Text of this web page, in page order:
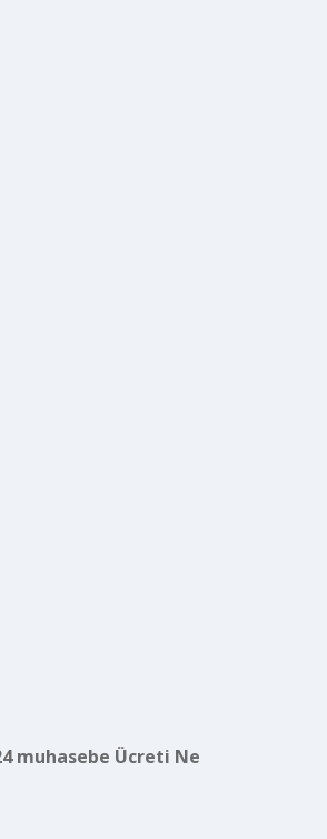
muhasebe Ücreti Ne